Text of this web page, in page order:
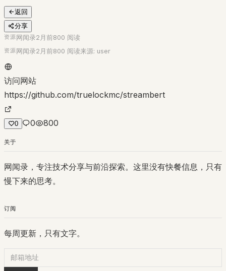
返回
分享
资源 网闻录2月前800 阅读
资源 网闻录2月前800 阅读来源: user
访问网站
https://github.com/truelockmc/streambert
0 0 800
关于
网闻录，专注技术分享与前沿探索。这里没有快餐信息，只有
慢下来的思考。
订阅
每周更新，只有文字。